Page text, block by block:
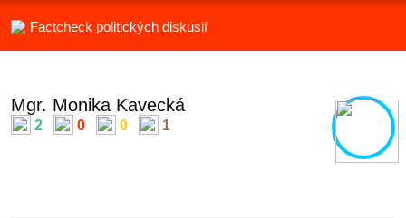
Factcheck politických diskusií
Mgr. Monika Kavecká
2 0 0 1